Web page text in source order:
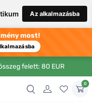
Az alkalmazásba
most!
felett: 80 EUR
0